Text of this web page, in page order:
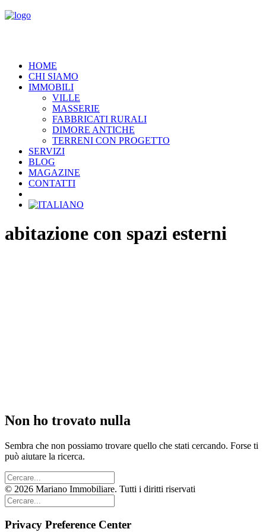
HOME
CHI SIAMO
IMMOBILI
VILLE
MASSERIE
FABBRICATI RURALI
DIMORE ANTICHE
TERRENI CON PROGETTO
SERVIZI
BLOG
MAGAZINE
CONTATTI
abitazione con spazi esterni
Non ho trovato nulla
Sembra che non possiamo trovare quello che stati cercando. Forse ti
può aiutare la ricerca.
© 2026 Mariano Immobiliare. Tutti i diritti riservati
Privacy Preference Center